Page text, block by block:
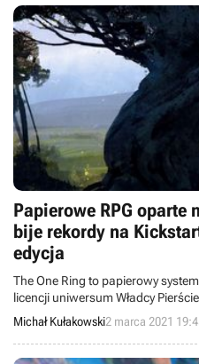
Papierowe RPG oparte
bije rekordy na
edycja
The One Ring to papierowy
licencji uniwersum Władcy
kończą zbiórkę pieniędzy
Kickstarter, gdzie w przeciągu
1,5 mln dolarów.
Michał Kułakowski2 marca 2021